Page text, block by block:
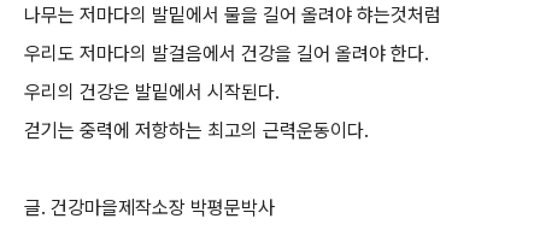
나무는 저마다의 발밑에서 물을 길어 올려야 햐는것처럼
우리도 저마다의 발걸음에서 건강을 길어 올려야 한다.
우리의 건강은 발밑에서 시작된다.
걷기는 중력에 저항하는 최고의 근력운동이다.
글. 건강마을제작소장 박평문박사